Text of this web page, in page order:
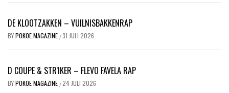
DE KLOOTZAKKEN – VUILNISBAKKENRAP
BYPOKOE MAGAZINE /31 JULI 2026
D COUPE & STR1KER – FLEVO FAVELA RAP
BYPOKOE MAGAZINE /24 JULI 2026